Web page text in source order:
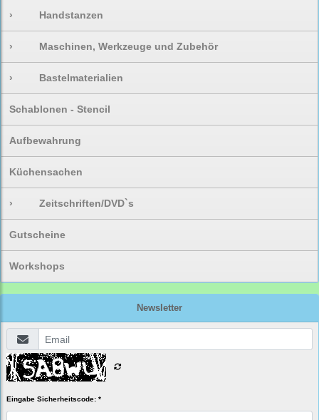
› Handstanzen
› Maschinen, Werkzeuge und Zubehör
› Bastelmaterialien
Schablonen - Stencil
Aufbewahrung
Küchensachen
› Zeitschriften/DVD`s
Gutscheine
Workshops
Newsletter
Eingabe Sicherheitscode: *